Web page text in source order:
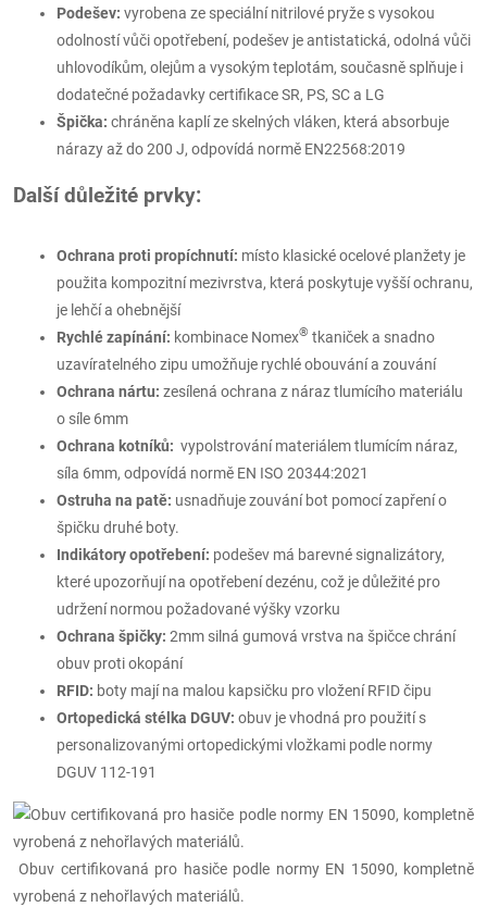
Podešev: vyrobena ze speciální nitrilové pryže s vysokou
odolností vůči opotřebení, podešev je antistatická, odolná vůči
uhlovodíkům, olejům a vysokým teplotám, současně splňuje i
dodatečné požadavky certifikace SR, PS, SC a LG
Špička: chráněna kaplí ze skelných vláken, která absorbuje
nárazy až do 200 J, odpovídá normě EN22568:2019
Další důležité prvky:
Ochrana proti propíchnutí: místo klasické ocelové planžety je
použita kompozitní mezivrstva, která poskytuje vyšší ochranu,
je lehčí a ohebnější
Rychlé zapínání: kombinace Nomex® tkaniček a snadno
uzavíratelného zipu umožňuje rychlé obouvání a zouvání
Ochrana nártu: zesílená ochrana z náraz tlumícího materiálu
o síle 6mm
Ochrana kotníků: vypolstrování materiálem tlumícím náraz,
síla 6mm, odpovídá normě EN ISO 20344:2021
Ostruha na patě: usnadňuje zouvání bot pomocí zapření o
špičku druhé boty.
Indikátory opotřebení: podešev má barevné signalizátory,
které upozorňují na opotřebení dezénu, což je důležité pro
udržení normou požadované výšky vzorku
Ochrana špičky: 2mm silná gumová vrstva na špičce chrání
obuv proti okopání
RFID: boty mají na malou kapsičku pro vložení RFID čipu
Ortopedická stélka DGUV: obuv je vhodná pro použití s
personalizovanými ortopedickými vložkami podle normy
DGUV 112-191
Obuv certifikovaná pro hasiče podle normy EN 15090, kompletně
vyrobená z nehořlavých materiálů.